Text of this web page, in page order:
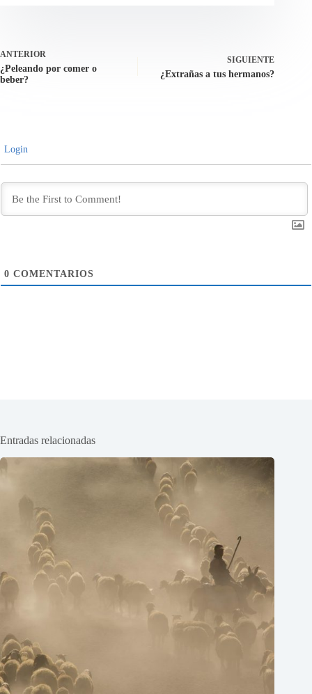
ANTERIOR
¿Peleando por comer o
beber?
SIGUIENTE
¿Extrañas a tus hermanos?
Login
0 COMENTARIOS
Entradas relacionadas